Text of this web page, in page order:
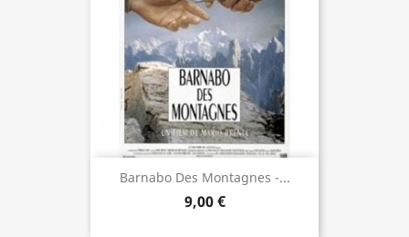
Barnabo Des Montagnes -...
9,00 €